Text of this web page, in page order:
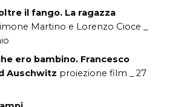
il fango. La ragazza
Martino e Lorenzo Cioce _
ero bambino. Francesco
Auschwitz proiezione film _ 27